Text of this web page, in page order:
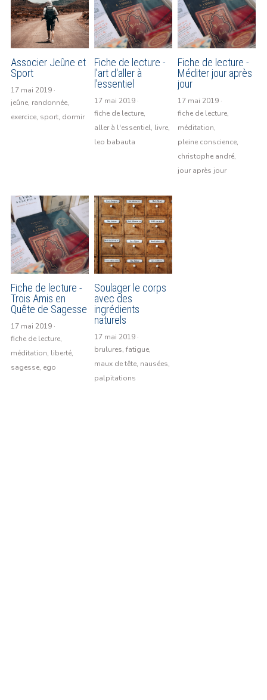
Associer Jeûne et
Sport
17 mai 2019·
jeûne, randonnée,
exercice, sport, dormir
Fiche de lecture -
l'art d'aller à
l'essentiel
17 mai 2019·
fiche de lecture,
aller à l'essentiel, livre,
leo babauta
Fiche de lecture -
Méditer jour après
jour
17 mai 2019·
fiche de lecture,
méditation,
pleine conscience,
christophe andré,
jour après jour
Fiche de lecture -
Trois Amis en
Quête de Sagesse
17 mai 2019·
fiche de lecture,
méditation, liberté,
sagesse, ego
Soulager le corps
avec des
ingrédients
naturels
17 mai 2019·
brulures, fatigue,
maux de tête, nausées,
palpitations